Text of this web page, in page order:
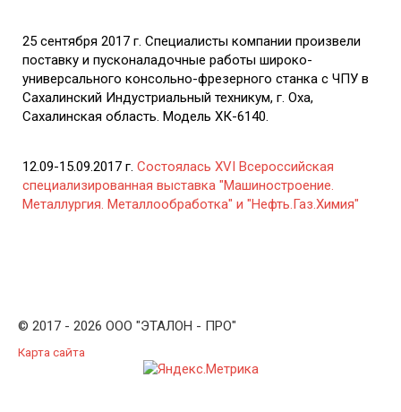
25 сентября 2017 г. Специалисты компании произвели
поставку и пусконаладочные работы широко-
универсального консольно-фрезерного станка с ЧПУ в
Сахалинский Индустриальный техникум, г. Оха,
Сахалинская область. Модель ХК-6140.
12.09-15.09.2017 г. Состоялась XVI Всероссийская
специализированная выставка "Машиностроение.
Металлургия. Металлообработка" и "Нефть.Газ.Химия"
© 2017 - 2026 ООО "ЭТАЛОН - ПРО"
Карта сайта